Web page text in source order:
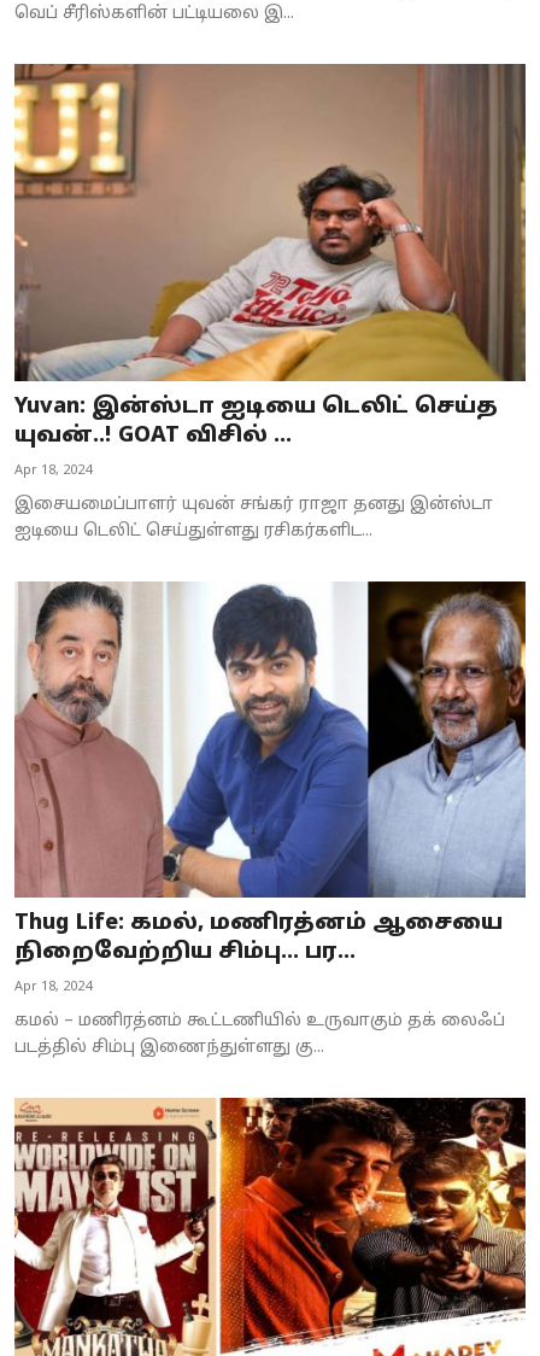
வெப் சீரிஸ்களின் பட்டியலை இ...
Yuvan: இன்ஸ்டா ஐடியை டெலிட் செய்த
யுவன்..! GOAT விசில் ...
Apr 18, 2024
இசையமைப்பாளர் யுவன் சங்கர் ராஜா தனது இன்ஸ்டா
ஐடியை டெலிட் செய்துள்ளது ரசிகர்களிட...
Thug Life: கமல், மணிரத்னம் ஆசையை
நிறைவேற்றிய சிம்பு… பர...
Apr 18, 2024
கமல் – மணிரத்னம் கூட்டணியில் உருவாகும் தக் லைஃப்
படத்தில் சிம்பு இணைந்துள்ளது கு...